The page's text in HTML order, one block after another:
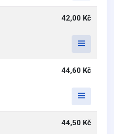
42,00 Kč
44,60 Kč
44,50 Kč